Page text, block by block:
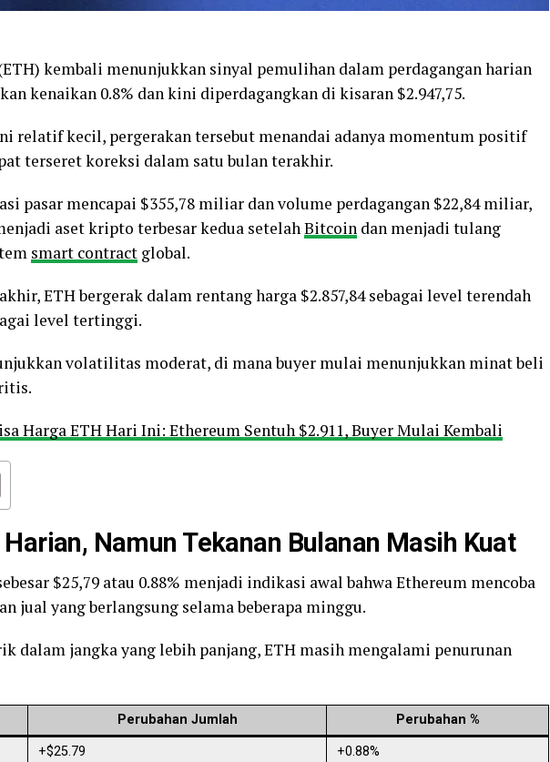
kembali menunjukkan sinyal pemulihan dalam perdagangan harian
kenaikan 0.8% dan kini diperdagangkan di kisaran $2.947,75.
relatif kecil, pergerakan tersebut menandai adanya momentum positif
terseret koreksi dalam satu bulan terakhir.
pasar mencapai $355,78 miliar dan volume perdagangan $22,84 miliar,
aset kripto terbesar kedua setelahBitcoin dan menjadi tulang
smart contract global.
ETH bergerak dalam rentang harga $2.857,84 sebagai level terendah
level tertinggi.
volatilitas moderat, di mana buyer mulai menunjukkan minat beli
Harga ETH Hari Ini: Ethereum Sentuh $2.911, Buyer Mulai Kembali
Namun Tekanan Bulanan Masih Kuat
$25,79 atau 0.88% menjadi indikasi awal bahwa Ethereum mencoba
jual yang berlangsung selama beberapa minggu.
dalam jangka yang lebih panjang, ETH masih mengalami penurunan
Perubahan Jumlah Perubahan %
+$25.79
+0.88%